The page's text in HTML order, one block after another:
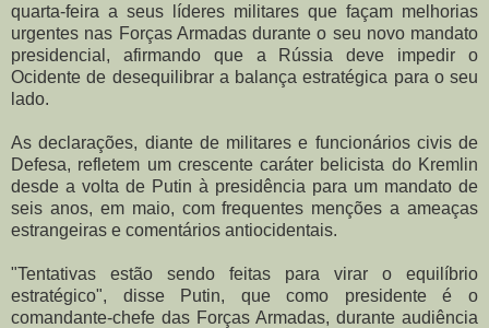
quarta-feira a seus líderes militares que façam melhorias
urgentes nas Forças Armadas durante o seu novo mandato
presidencial, afirmando que a Rússia deve impedir o
Ocidente de desequilibrar a balança estratégica para o seu
lado.
As declarações, diante de militares e funcionários civis de
Defesa, refletem um crescente caráter belicista do Kremlin
desde a volta de Putin à presidência para um mandato de
seis anos, em maio, com frequentes menções a ameaças
estrangeiras e comentários antiocidentais.
"Tentativas estão sendo feitas para virar o equilíbrio
estratégico", disse Putin, que como presidente é o
comandante-chefe das Forças Armadas, durante audiência